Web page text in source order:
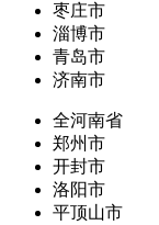
枣庄市
淄博市
青岛市
济南市
全河南省
郑州市
开封市
洛阳市
平顶山市